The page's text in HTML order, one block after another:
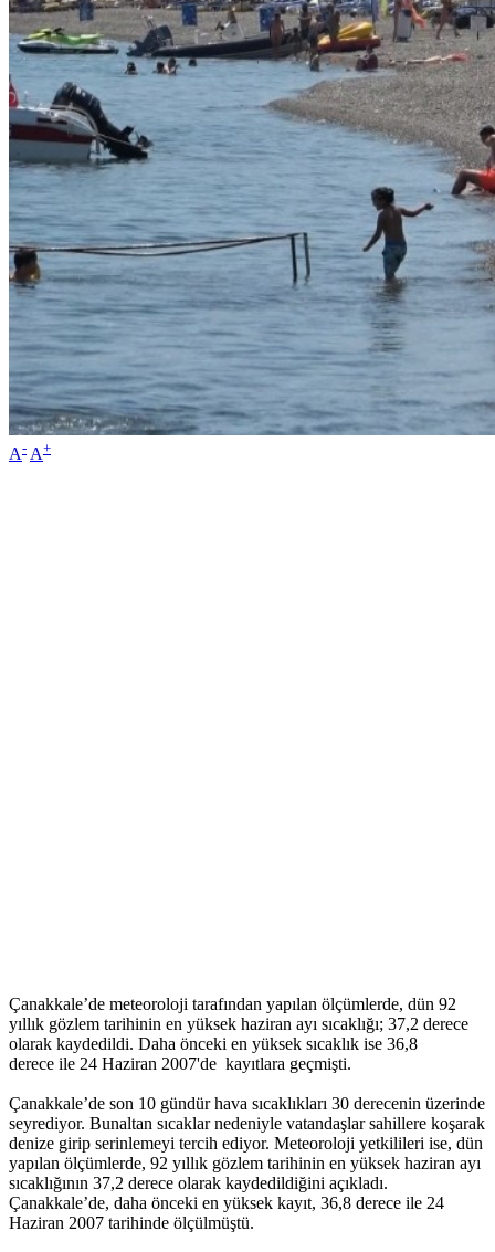
A- A+
Çanakkale’de meteoroloji tarafından yapılan ölçümlerde, dün 92
yıllık gözlem tarihinin en yüksek haziran ayı sıcaklığı; 37,2 derece
olarak kaydedildi. Daha önceki en yüksek sıcaklık ise 36,8
derece ile 24 Haziran 2007'de kayıtlara geçmişti.
Çanakkale’de son 10 gündür hava sıcaklıkları 30 derecenin üzerinde
seyrediyor. Bunaltan sıcaklar nedeniyle vatandaşlar sahillere koşarak
denize girip serinlemeyi tercih ediyor. Meteoroloji yetkilileri ise, dün
yapılan ölçümlerde, 92 yıllık gözlem tarihinin en yüksek haziran ayı
sıcaklığının 37,2 derece olarak kaydedildiğini açıkladı.
Çanakkale’de, daha önceki en yüksek kayıt, 36,8 derece ile 24
Haziran 2007 tarihinde ölçülmüştü.